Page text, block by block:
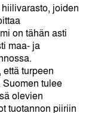
joiden
on tähän asti
maa- ja
turpeen
tulee
olevien
tuotannon piiriin